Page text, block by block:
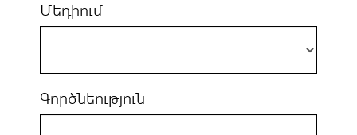
Մեդիում
Գործնեություն